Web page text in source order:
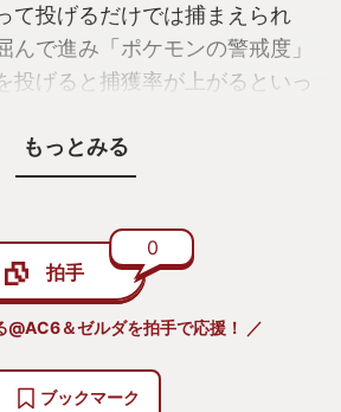
て投げるだけでは捕まえられ
んで進み「ポケモンの警戒度」
投げると捕獲率が上がるといっ
それほど高くなく、落ち着い
なっていました(ターゲットを固
ので細かなエイムも必要ありま
、暴走したキング/クイーンと
もっとみる
拍手
0
@AC6＆ゼルダを拍手で応援！ ／
ブックマーク